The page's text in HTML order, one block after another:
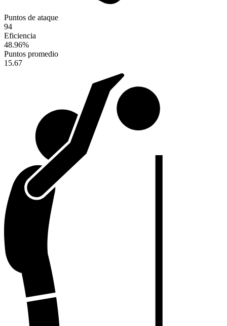
Puntos de ataque
94
Eficiencia
48.96%
Puntos promedio
15.67